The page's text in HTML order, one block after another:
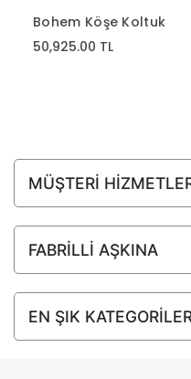
Bohem Köşe Koltuk
50,925.00 TL
MÜŞTERİ
FABRİLLİ AŞKINA
EN ŞIK